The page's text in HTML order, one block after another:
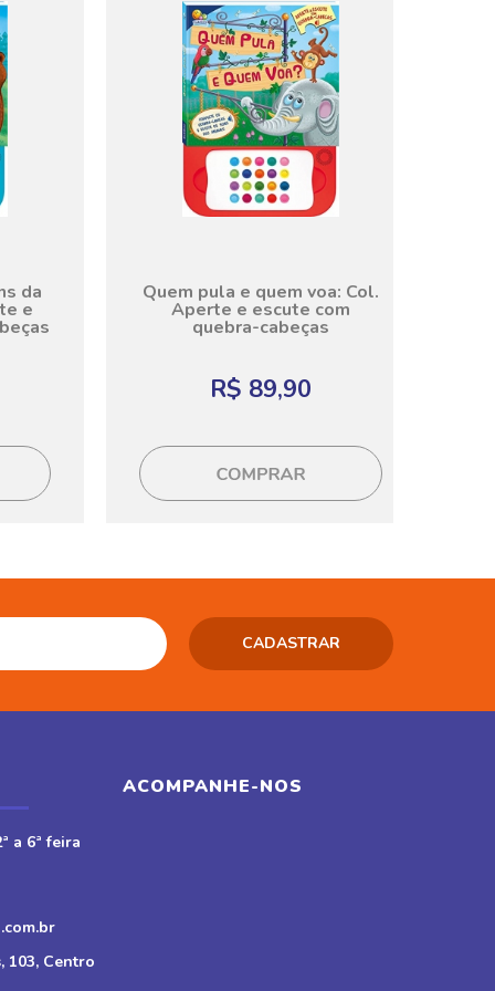
da
e
Quem pula e quem voa: Col.
Aperte e escute com
quebra-cabeças
R$ 89,90
a 6ª feira
103, Centro
ACOMPANHE-NOS